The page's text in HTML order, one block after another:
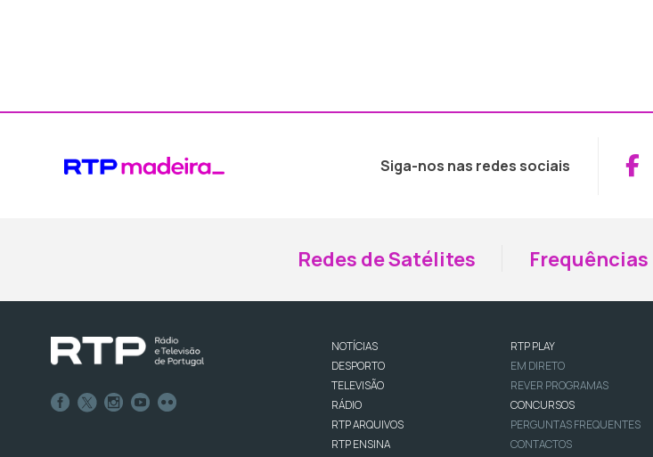
Siga-nos nas redes sociais
Redes de Satélites Frequências
NOTÍCIAS
DESPORTO
TELEVISÃO
RÁDIO
RTP ARQUIVOS
RTP ENSINA
RTP PLAY
EM DIRETO
REVER PROGRAMAS
CONCURSOS
PERGUNTAS FREQUENTES
CONTACTOS